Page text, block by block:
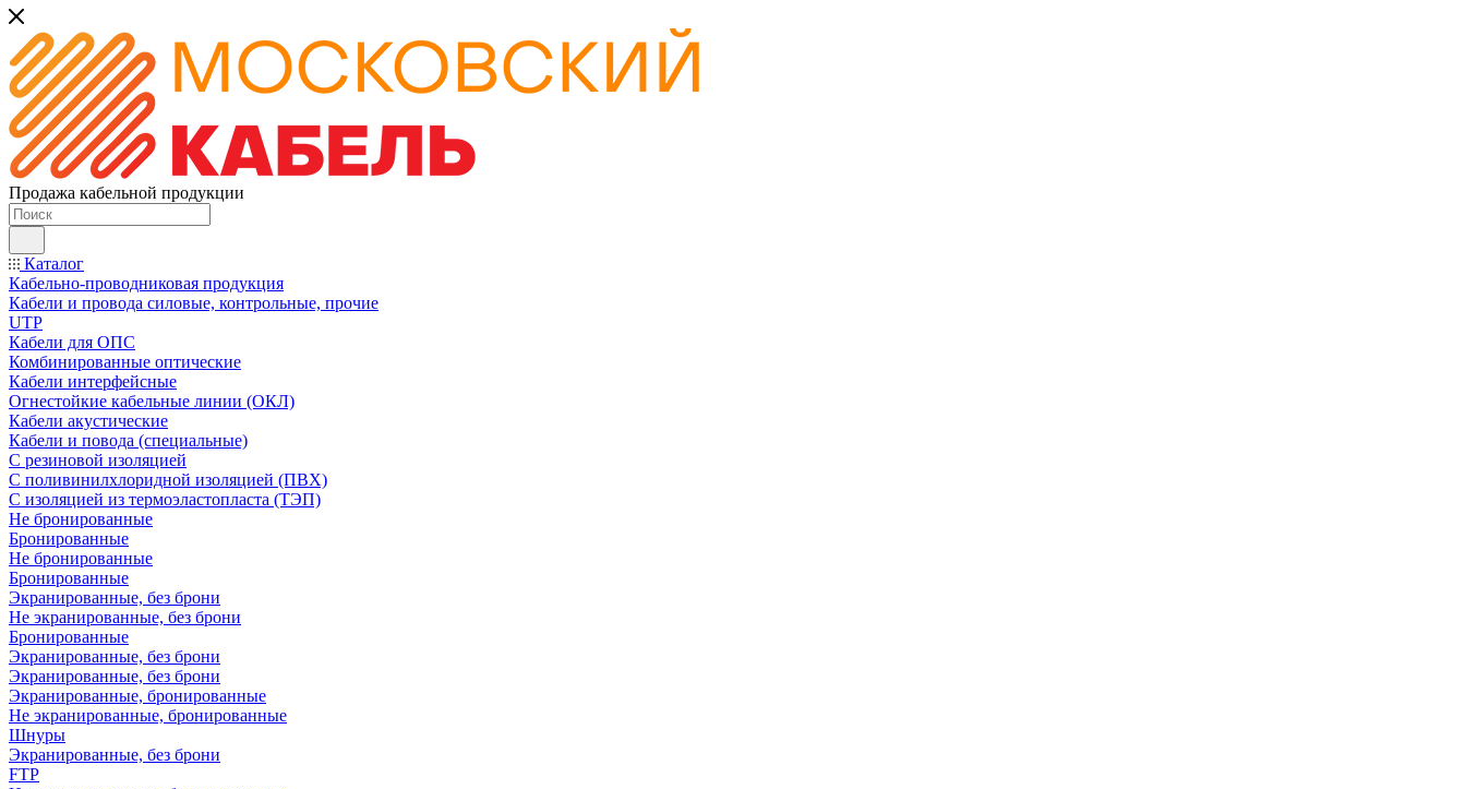
Продажа кабельной продукции
Каталог
Кабельно-проводниковая продукция
Кабели и провода силовые, контрольные, прочие
UTP
Кабели для ОПС
Комбинированные оптические
Кабели интерфейсные
Огнестойкие кабельные линии (ОКЛ)
Кабели акустические
Кабели и повода (специальные)
С резиновой изоляцией
С поливинилхлоридной изоляцией (ПВХ)
С изоляцией из термоэластопласта (ТЭП)
Не бронированные
Бронированные
Не бронированные
Бронированные
Экранированные, без брони
Не экранированные, без брони
Бронированные
Экранированные, без брони
Экранированные, без брони
Экранированные, бронированные
Не экранированные, бронированные
Шнуры
Экранированные, без брони
FTP